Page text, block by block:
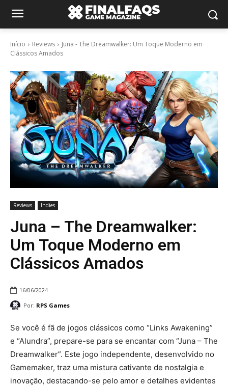
Início Reviews
Juna - The Dreamwalker: Um Toque Moderno em
Clássicos Amados
Reviews Indies
Juna – The Dreamwalker:
Um Toque Moderno em
Clássicos Amados
16/06/2024
Por: RPS Games
Se você é fã de jogos clássicos como “Links Awakening”
e “Alundra”, prepare-se para se encantar com “Juna – The
Dreamwalker”. Este jogo independente, desenvolvido no
Gamemaker, traz uma mistura cativante de nostalgia e
inovação, destacando-se pelo amor e detalhes evidentes